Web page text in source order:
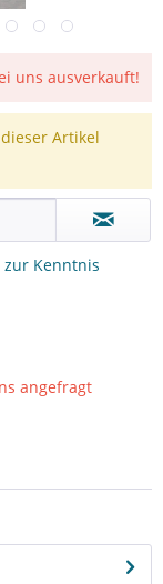
uns ausverkauft!
Artikel
zur Kenntnis
angefragt